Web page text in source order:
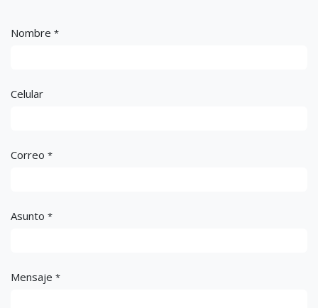
Nombre *
Celular
Correo *
Asunto *
Mensaje *